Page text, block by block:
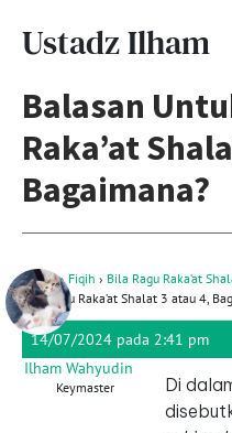
Ustadz Ilham
Balasan
Raka’at
Bagaimana?
Forum › Fiqih › Bila Ragu Raka’at
Bila Ragu Raka’at Shalat 3 atau 4,
14/07/2024 pada 2:41 pm
Ilham Wahyudin
Keymaster
Di